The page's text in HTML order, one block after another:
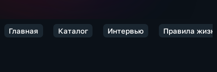
Главная Каталог Интервью Правила